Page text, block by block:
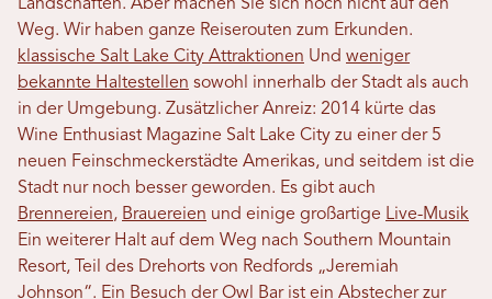
Landschaften. Aber machen Sie sich noch nicht auf den
Weg. Wir haben ganze Reiserouten zum Erkunden.
klassische Salt Lake City Attraktionen Und weniger
bekannte Haltestellen sowohl innerhalb der Stadt als auch
in der Umgebung. Zusätzlicher Anreiz: 2014 kürte das
Wine Enthusiast Magazine Salt Lake City zu einer der 5
neuen Feinschmeckerstädte Amerikas, und seitdem ist die
Stadt nur noch besser geworden. Es gibt auch
Brennereien, Brauereien und einige großartige Live-Musik
Ein weiterer Halt auf dem Weg nach Southern Mountain
Resort, Teil des Drehorts von Redfords „Jeremiah
Johnson“. Ein Besuch der Owl Bar ist ein Abstecher zur